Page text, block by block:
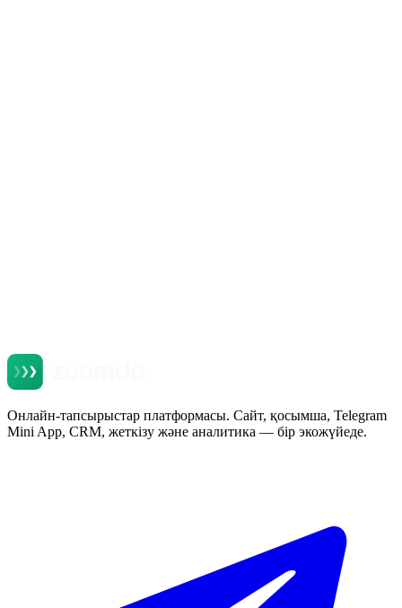
Онлайн-тапсырыстар платформасы. Сайт, қосымша, Telegram
Mini App, CRM, жеткізу және аналитика — бір экожүйеде.